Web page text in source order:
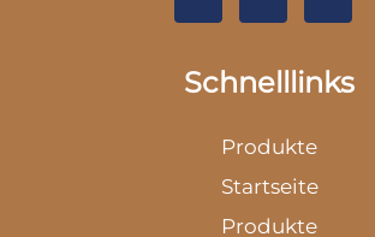
Schnelllinks
Produkte
Startseite
Produkte